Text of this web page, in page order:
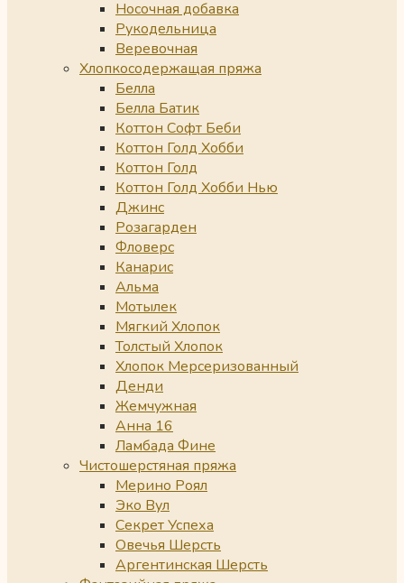
Носочная добавка
Рукодельница
Веревочная
Хлопкосодержащая пряжа
Белла
Белла Батик
Коттон Софт Беби
Коттон Голд Хобби
Коттон Голд
Коттон Голд Хобби Нью
Джинс
Розагарден
Фловерс
Канарис
Альма
Мотылек
Мягкий Хлопок
Толстый Хлопок
Хлопок Мерсеризованный
Денди
Жемчужная
Анна 16
Ламбада Фине
Чистошерстяная пряжа
Мерино Роял
Эко Вул
Секрет Успеха
Овечья Шерсть
Аргентинская Шерсть